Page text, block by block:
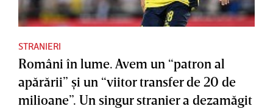
STRANIERI
Români în lume. Avem un “patron al
apărării” şi un “viitor transfer de 20 de
milioane”. Un singur stranier a dezamăgit